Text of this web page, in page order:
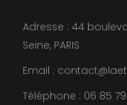
Adresse : 44
Seine, PARIS
Email :
Téléphone : 06 85